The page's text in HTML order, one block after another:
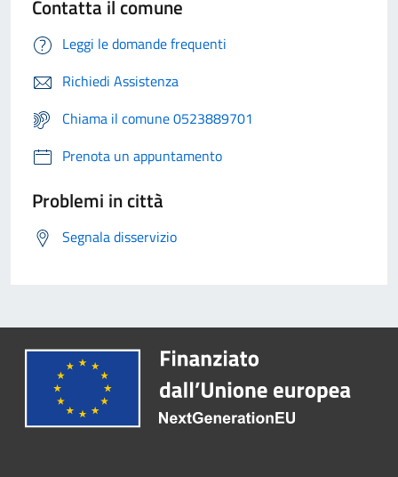
Contatta il comune
Leggi le domande frequenti
Richiedi Assistenza
Chiama il comune 0523889701
Prenota un appuntamento
Problemi in città
Segnala disservizio